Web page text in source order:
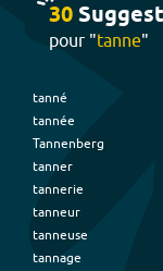
30
pour "tanne"
tanné
tannée
Tannenberg
tanner
tannerie
tanneur
tanneuse
tannage